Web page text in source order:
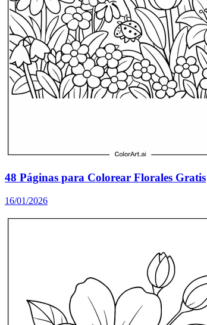
48 Páginas para Colorear Florales Gratis
16/01/2026